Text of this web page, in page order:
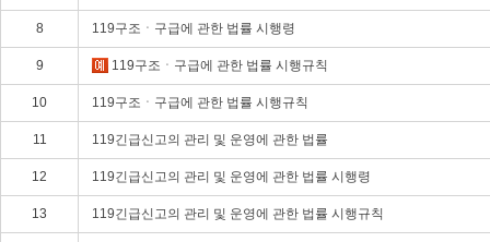
8 119구조ㆍ구급에 관한 법률 시행령
9 119구조ㆍ구급에 관한 법률 시행규칙
10 119구조ㆍ구급에 관한 법률 시행규칙
11 119긴급신고의 관리 및 운영에 관한 법률
12 119긴급신고의 관리 및 운영에 관한 법률 시행령
13 119긴급신고의 관리 및 운영에 관한 법률 시행규칙